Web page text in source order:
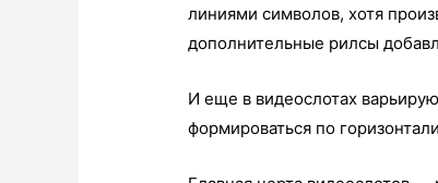
линиями символов, хотя
дополнительные рилсы
И еще в видеослотах
формироваться по